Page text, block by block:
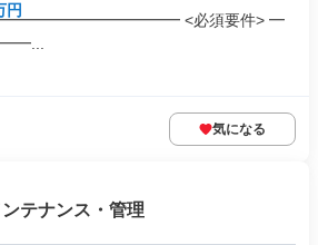
円
<必須要件> ━
気になる
テナンス・管理